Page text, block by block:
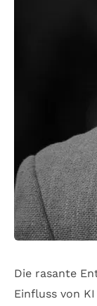
Die rasante
Einfluss von